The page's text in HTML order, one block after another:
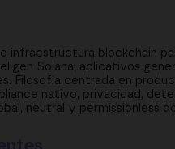
infraestructura blockchain
Solana; aplicativos
Filosofía centrada en
nativo, privacidad,
neutral y permissionless